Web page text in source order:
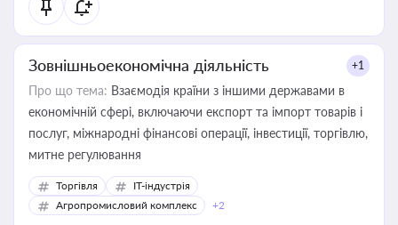
Зовнішньоекономічна діяльність +1
Про що тема: Взаємодія країни з іншими державами в
економічній сфері, включаючи експорт та імпорт товарів і
послуг, міжнародні фінансові операції, інвестиції, торгівлю,
митне регулювання
Торгівля
IT-індустрія
Агропромисловий комплекс
+2